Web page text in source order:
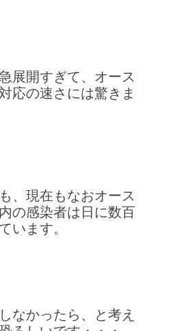
展開すぎて、オース
応の速さには驚きま
、現在もなおオース
の感染者は日に数百
います。
なかったら、と考え